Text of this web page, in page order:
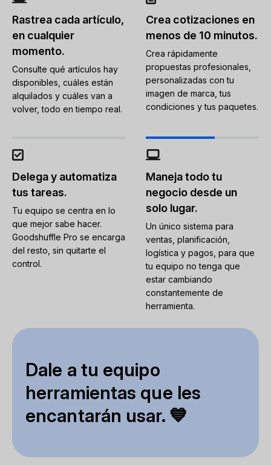
Rastrea cada artículo,
en cualquier
momento.
Consulte qué artículos hay
disponibles, cuáles están
alquilados y cuáles van a
volver, todo en tiempo real.
Crea cotizaciones en
menos de 10 minutos.
Crea rápidamente
propuestas profesionales,
personalizadas con tu
imagen de marca, tus
condiciones y tus paquetes.
Delega y automatiza
tus tareas.
Tu equipo se centra en lo
que mejor sabe hacer.
Goodshuffle Pro se encarga
del resto, sin quitarte el
control.
Maneja todo tu
negocio desde un
solo lugar.
Un único sistema para
ventas, planificación,
logística y pagos, para que
tu equipo no tenga que
estar cambiando
constantemente de
herramienta.
Dale a tu equipo
herramientas que les
encantarán usar. 💙